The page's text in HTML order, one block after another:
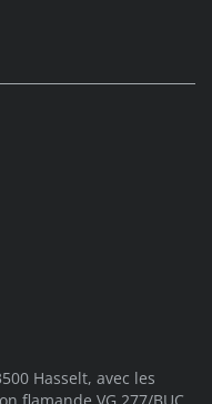
Hasselt, avec les